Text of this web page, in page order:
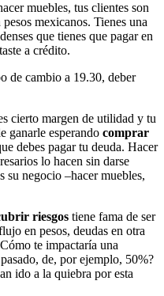
muebles, tus clientes son
mexicanos. Tienes una
que tienes que pagar en
a crédito.
de cambio a 19.30, deber
cierto margen de utilidad y tu
ganarle esperando comprar
debes pagar tu deuda. Hacer
lo hacen sin darse
su negocio –hacer muebles,
riesgos tiene fama de ser
en pesos, deudas en otra
te impactaría una
de, por ejemplo, 50%?
ido a la quiebra por esta